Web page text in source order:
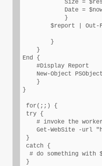
Size =
            }
$report |
    }
End {
    #Display Report
New-Object
    }
}
for(;;) {
try {
# invoke the
Get-WebSite -url
}
catch {
# do something with
}